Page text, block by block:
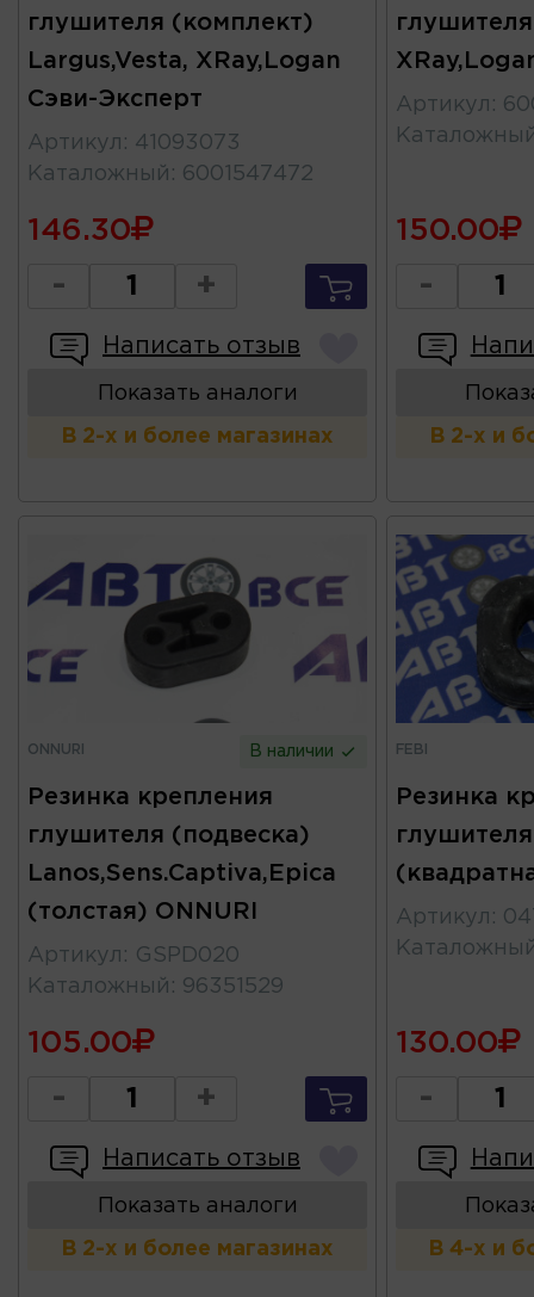
глушителя (комплект)
Largus,Vesta, XRay,Logan
Сэви-Эксперт
Артикул : 41093073
Каталожный : 6001547472
146.30
- +
Написать отзыв
Показать аналоги
В 2-х и более магазинах
Артикул :
150.00
-
В 2-х и
ONNURI В наличии
Резинка крепления
глушителя (подвеска)
Lanos,Sens.Captiva,Epica
(толстая) ONNURI
Артикул : GSPD020
Каталожный : 96351529
105.00
- +
Написать отзыв
Показать аналоги
В 2-х и более магазинах
FEBI
Резинка
Артикул :
130.00
-
В 4-х и